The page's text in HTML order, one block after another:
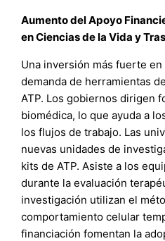
Aumento del Apoyo
en Ciencias de la Vida y
Una inversión más fuerte
demanda de herramientas
ATP. Los gobiernos dirigen
biomédica, lo que ayuda a
los flujos de trabajo. Las
nuevas unidades de
kits de ATP. Asiste a los
durante la evaluación
investigación utilizan el
comportamiento celular
financiación fomentan la